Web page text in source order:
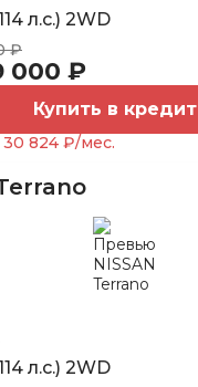
л.с.) 2WD
₽
000 ₽
Купить в кредит
30 824 ₽/мес.
л.с.) 2WD